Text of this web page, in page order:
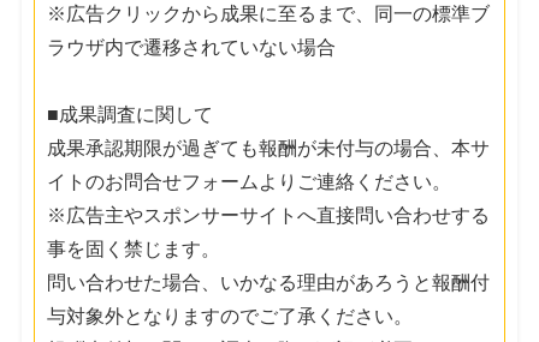
※広告クリックから成果に至るまで、同一の標準ブ
ラウザ内で遷移されていない場合
■成果調査に関して
成果承認期限が過ぎても報酬が未付与の場合、本サ
イトのお問合せフォームよりご連絡ください。
※広告主やスポンサーサイトへ直接問い合わせする
事を固く禁じます。
問い合わせた場合、いかなる理由があろうと報酬付
与対象外となりますのでご了承ください。